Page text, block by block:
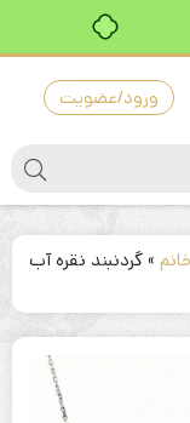
ورود/عضویت
»گردنبند نقره آب